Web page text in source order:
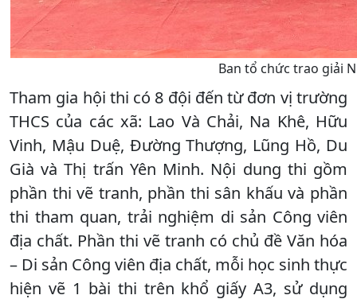
Ban tổ chức trao giải
Tham gia hội thi có 8 đội đến từ đơn vị trường
THCS của các xã: Lao Và Chải, Na Khê, Hữu
Vinh, Mậu Duệ, Đường Thượng, Lũng Hồ, Du
Già và Thị trấn Yên Minh. Nội dung thi gồm
phần thi vẽ tranh, phần thi sân khấu và phần
thi tham quan, trải nghiệm di sản Công viên
địa chất. Phần thi vẽ tranh có chủ đề Văn hóa
– Di sản Công viên địa chất, mỗi học sinh thực
hiện vẽ 1 bài thi trên khổ giấy A3, sử dụng